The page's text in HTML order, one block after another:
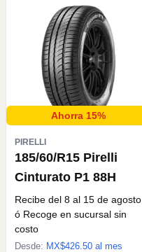
Ahorra 15%
PIRELLI
185/60/R15 Pirelli
Cinturato P1 88H
Recibe del 8 al 15 de agosto
ó Recoge en sucursal sin
costo
Desde: MX$426.50 al mes